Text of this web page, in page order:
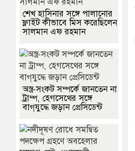
শেখ হাসিনার সঙ্গে পালানোর
ফ্লাইট কীভাবে মিস করেছিলেন
সালমান এফ রহমান
অস্ত্র-সংকট সম্পর্কে জানতেন না
ট্রাম্প, হেগসেথের সঙ্গে
বাগ্‌যুদ্ধে জড়ান প্রেসিডেন্ট